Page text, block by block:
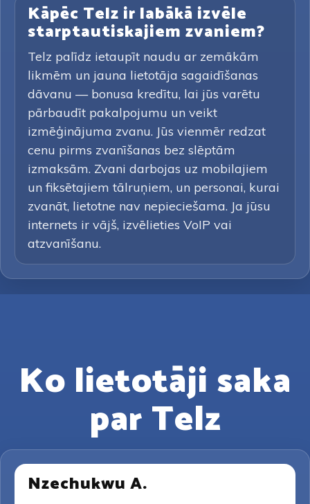
Kāpēc Telz ir labākā izvēle
starptautiskajiem zvaniem?
Telz palīdz ietaupīt naudu ar zemākām
likmēm un jauna lietotāja sagaidīšanas
dāvanu — bonusa kredītu, lai jūs varētu
pārbaudīt pakalpojumu un veikt
izmēģinājuma zvanu. Jūs vienmēr redzat
cenu pirms zvanīšanas bez slēptām
izmaksām. Zvani darbojas uz mobilajiem
un fiksētajiem tālruņiem, un personai, kurai
zvanāt, lietotne nav nepieciešama. Ja jūsu
internets ir vājš, izvēlieties VoIP vai
atzvanīšanu.
Ko lietotāji saka
par Telz
Nzechukwu A.